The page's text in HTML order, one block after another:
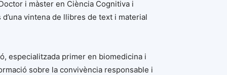
i màster en Ciència Cognitiva i
vintena de llibres de text i material
especialitzada primer en biomedicina i
sobre la convivència responsable i